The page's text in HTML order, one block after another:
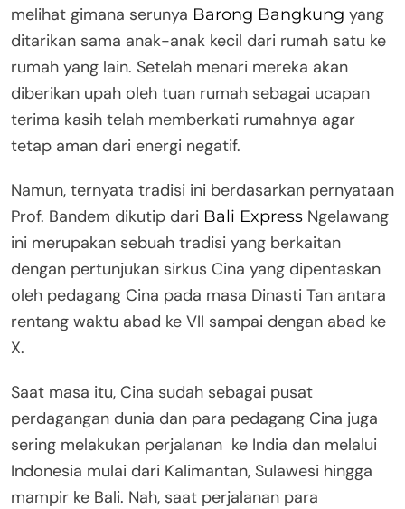
melihat gimana serunya Barong Bangkung yang
ditarikan sama anak-anak kecil dari rumah satu ke
rumah yang lain. Setelah menari mereka akan
diberikan upah oleh tuan rumah sebagai ucapan
terima kasih telah memberkati rumahnya agar
tetap aman dari energi negatif.
Namun, ternyata tradisi ini berdasarkan pernyataan
Prof. Bandem dikutip dari Bali Express Ngelawang
ini merupakan sebuah tradisi yang berkaitan
dengan pertunjukan sirkus Cina yang dipentaskan
oleh pedagang Cina pada masa Dinasti Tan antara
rentang waktu abad ke VII sampai dengan abad ke
X.
Saat masa itu, Cina sudah sebagai pusat
perdagangan dunia dan para pedagang Cina juga
sering melakukan perjalanan ke India dan melalui
Indonesia mulai dari Kalimantan, Sulawesi hingga
mampir ke Bali. Nah, saat perjalanan para